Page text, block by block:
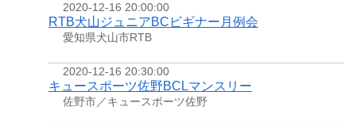
2020-12-16 20:00:00
RTB犬山ジュニアBCビギナー月例会
愛知県犬山市RTB
2020-12-16 20:30:00
キュースポーツ佐野BCLマンスリー
佐野市／キュースポーツ佐野